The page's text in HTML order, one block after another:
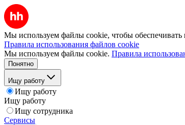
Мы используем файлы cookie, чтобы обеспечивать
Правила использования файлов cookie
Мы используем файлы cookie. Правила
Понятно
Ищу работу
Ищу работу
Ищу работу
Ищу сотрудника
Сервисы